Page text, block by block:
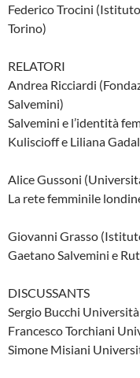
Federico Trocini
Torino)
RELATORI
Andrea Ricciardi
Salvemini)
Salvemini e l’identità
Kuliscioff e Liliana
Alice Gussoni
La rete femminile
Giovanni Grasso
Gaetano Salvemini e
DISCUSSANTS
Sergio Bucchi
Francesco Torchiani
Simone Misiani